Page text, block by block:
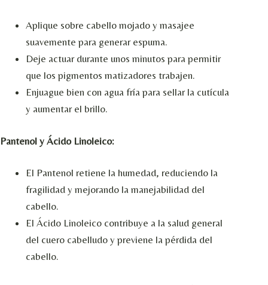
Aplique sobre cabello mojado y masajee
suavemente para generar espuma.
Deje actuar durante unos minutos para permitir
que los pigmentos matizadores trabajen.
Enjuague bien con agua fría para sellar la cutícula
y aumentar el brillo.
Pantenol y Ácido Linoleico:
El Pantenol retiene la humedad, reduciendo la
fragilidad y mejorando la manejabilidad del
cabello.
El Ácido Linoleico contribuye a la salud general
del cuero cabelludo y previene la pérdida del
cabello.